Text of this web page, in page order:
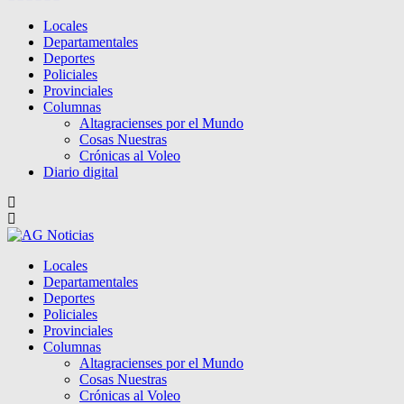
Locales
Departamentales
Deportes
Policiales
Provinciales
Columnas
Altagracienses por el Mundo
Cosas Nuestras
Crónicas al Voleo
Diario digital
Locales
Departamentales
Deportes
Policiales
Provinciales
Columnas
Altagracienses por el Mundo
Cosas Nuestras
Crónicas al Voleo